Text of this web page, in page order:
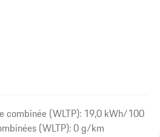
combinée (WLTP): 19,0 kWh/100
(WLTP): 0 g/km